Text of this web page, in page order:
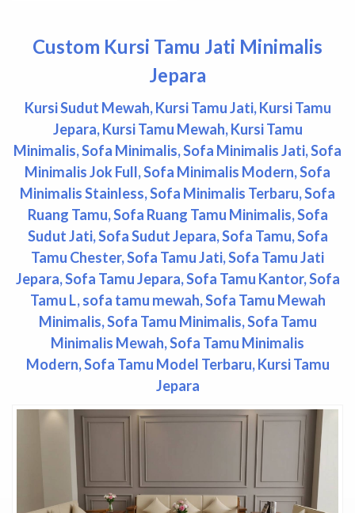
Custom Kursi Tamu Jati Minimalis
Jepara
Kursi Sudut Mewah,Kursi Tamu Jati,Kursi Tamu
Jepara,Kursi Tamu Mewah,Kursi Tamu
Minimalis,Sofa Minimalis,Sofa Minimalis Jati,Sofa
Minimalis Jok Full,Sofa Minimalis Modern,Sofa
Minimalis Stainless,Sofa Minimalis Terbaru,Sofa
Ruang Tamu,Sofa Ruang Tamu Minimalis,Sofa
Sudut Jati,Sofa Sudut Jepara,Sofa Tamu,Sofa
Tamu Chester,Sofa Tamu Jati,Sofa Tamu Jati
Jepara,Sofa Tamu Jepara,Sofa Tamu Kantor,Sofa
Tamu L,sofa tamu mewah,Sofa Tamu Mewah
Minimalis,Sofa Tamu Minimalis,Sofa Tamu
Minimalis Mewah,Sofa Tamu Minimalis
Modern,Sofa Tamu Model Terbaru, Kursi Tamu
Jepara